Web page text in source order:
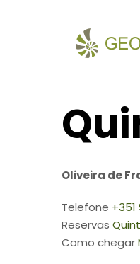
Oliveira de
Telefone
Reservas
Como chegar